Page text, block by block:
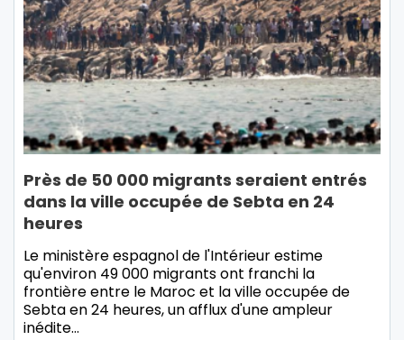
Près de 50 000 migrants seraient entrés
dans la ville occupée de Sebta en 24
heures
Le ministère espagnol de l'Intérieur estime
qu'environ 49 000 migrants ont franchi la
frontière entre le Maroc et la ville occupée de
Sebta en 24 heures, un afflux d'une ampleur
inédite…